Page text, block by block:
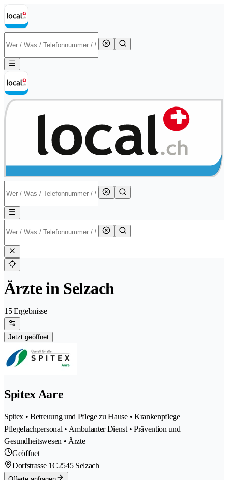
Ärzte in Selzach
15 Ergebnisse
Jetzt geöffnet
Spitex Aare
Spitex • Betreuung und Pflege zu Hause • Krankenpflege
Pflegefachpersonal • Ambulanter Dienst • Prävention und
Gesundheitswesen • Ärzte
Geöffnet
Dorfstrasse 1C2545 Selzach